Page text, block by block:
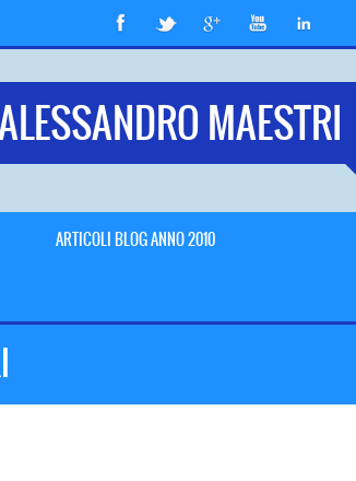
MAESTRI
ARTICOLI BLOG ANNO 2010